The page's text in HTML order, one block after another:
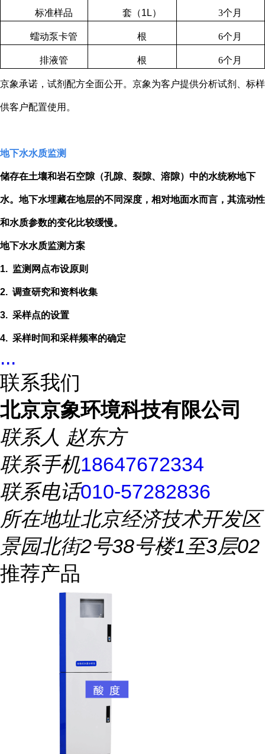
标准样品 套（1L） 3个月
蠕动泵卡管 根 6个月
排液管 根 6个月
京象承诺，试剂配方全面公开。京象为客户提供分析试剂、标样
供客户配置使用。
地下水水质监测
储存在土壤和岩石空隙（孔隙、裂隙、溶隙）中的水统称地下
水。地下水埋藏在地层的不同深度，相对地面水而言，其流动性
和水质参数的变化比较缓慢。
地下水水质监测方案
1. 监测网点布设原则
2. 调查研究和资料收集
3. 采样点的设置
4. 采样时间和采样频率的确定
...
联系我们
北京京象环境科技有限公司
联系人 赵东方
联系手机18647672334
联系电话010-57282836
所在地址北京经济技术开发区
景园北街2号38号楼1至3层02
推荐产品